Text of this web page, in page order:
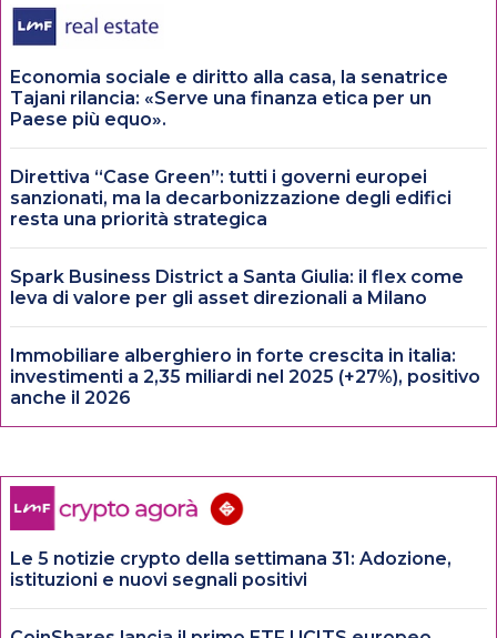
Economia sociale e diritto alla casa, la senatrice
Tajani rilancia: «Serve una finanza etica per un
Paese più equo».
Direttiva “Case Green”: tutti i governi europei
sanzionati, ma la decarbonizzazione degli edifici
resta una priorità strategica
Spark Business District a Santa Giulia: il flex come
leva di valore per gli asset direzionali a Milano
Immobiliare alberghiero in forte crescita in italia:
investimenti a 2,35 miliardi nel 2025 (+27%), positivo
anche il 2026
Le 5 notizie crypto della settimana 31: Adozione,
istituzioni e nuovi segnali positivi